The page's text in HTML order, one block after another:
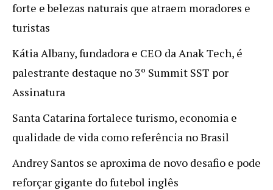
forte e belezas naturais que atraem moradores e
turistas
Kátia Albany, fundadora e CEO da Anak Tech, é
palestrante destaque no 3º Summit SST por
Assinatura
Santa Catarina fortalece turismo, economia e
qualidade de vida como referência no Brasil
Andrey Santos se aproxima de novo desafio e pode
reforçar gigante do futebol inglês